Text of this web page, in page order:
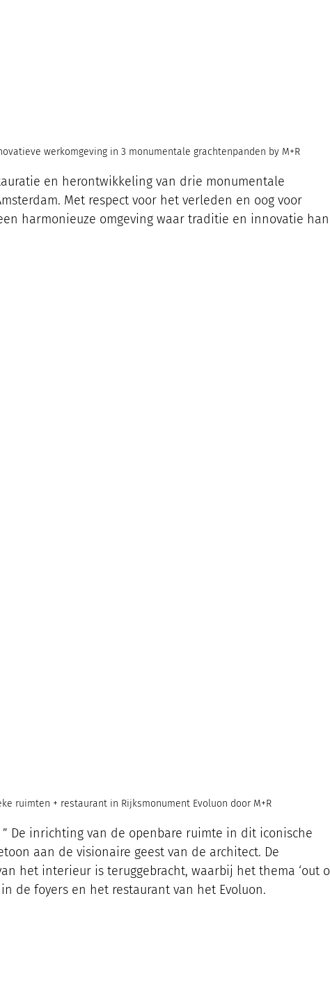
werkomgeving in 3 monumentale grachtenpanden by M+R
en herontwikkeling van drie monumentale
Met respect voor het verleden en oog voor
harmonieuze omgeving waar traditie en innovatie
ruimten + restaurant in Rijksmonument Evoluon door M+R
” De inrichting van de openbare ruimte in dit iconische
aan de visionaire geest van de architect. De
het interieur is teruggebracht, waarbij het thema ‘out
de foyers en het restaurant van het Evoluon.